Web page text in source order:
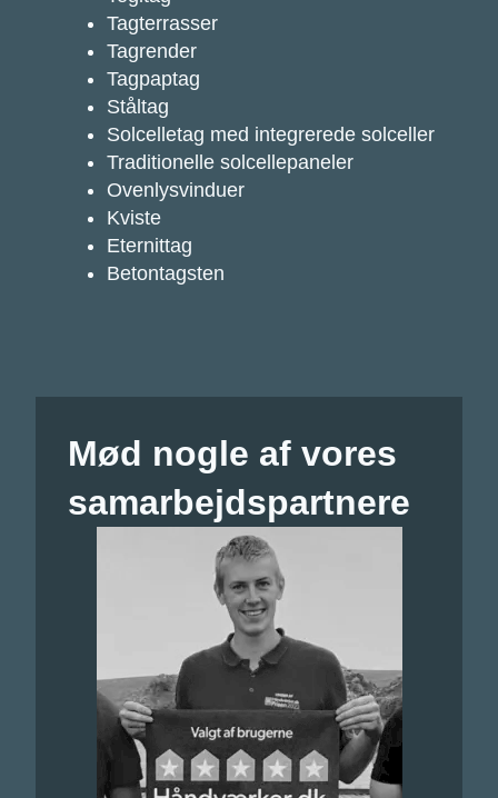
Tagterrasser
Tagrender
Tagpaptag
Ståltag
Solcelletag med integrerede solceller
Traditionelle solcellepaneler
Ovenlysvinduer
Kviste
Eternittag
Betontagsten
Mød nogle af vores
samarbejdspartnere